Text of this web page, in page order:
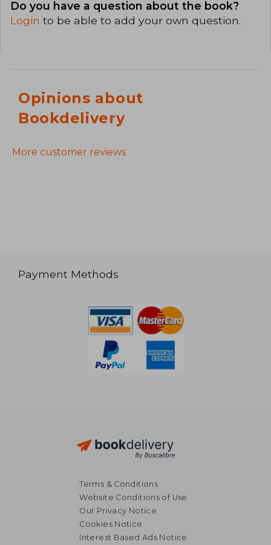
Do you have a question about the book?
Login to be able to add your own question.
Opinions about
Bookdelivery
More customer reviews
Payment Methods
Terms & Conditions
Website Conditions of Use
Our Privacy Notice
Cookies Notice
Interest Based Ads Notice